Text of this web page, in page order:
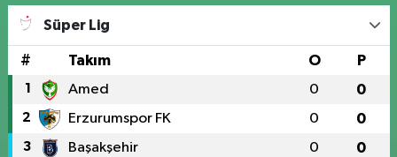
Süper Lig
# Takım O P
1 Amed 0 0
2 Erzurumspor FK 0 0
3 Başakşehir 0 0